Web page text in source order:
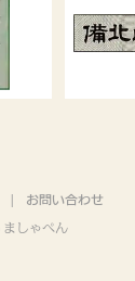
お問い合わせ
ましゃぺん